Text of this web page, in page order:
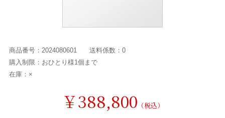
商品番号： 2024080601 送料係数： 0
購入制限： おひとり様1個まで
在庫： ×
￥388,800 （税込）